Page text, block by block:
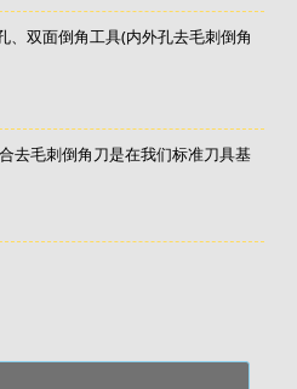
、双面倒角工具(内外孔去毛刺倒角
去毛刺倒角刀是在我们标准刀具基